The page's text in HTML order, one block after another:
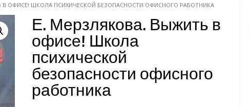
В ОФИСЕ! ШКОЛА ПСИХИЧЕСКОЙ БЕЗОПАСНОСТИ ОФИСНОГО РАБОТНИКА
Е. Мерзлякова. Выжить в
офисе! Школа
психической
безопасности офисного
работника